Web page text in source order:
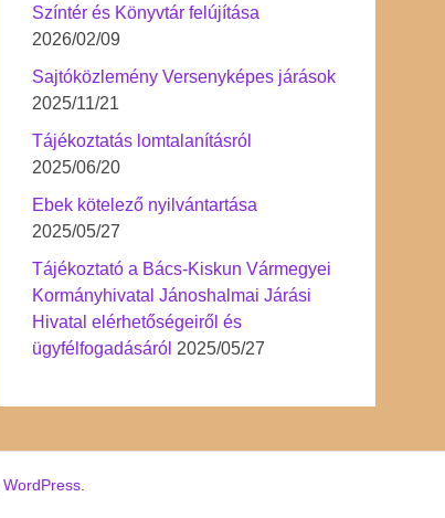
Színtér és Könyvtár felújítása
2026/02/09
Sajtóközlemény Versenyképes járások
2025/11/21
Tájékoztatás lomtalanításról
2025/06/20
Ebek kötelező nyilvántartása
2025/05/27
Tájékoztató a Bács-Kiskun Vármegyei
Kormányhivatal Jánoshalmai Járási
Hivatal elérhetőségeiről és
ügyfélfogadásáról 2025/05/27
WordPress